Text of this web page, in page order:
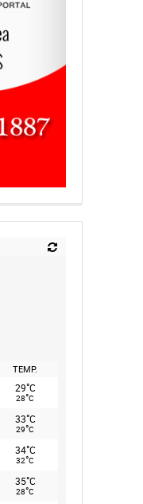
TEMP.
29°C
28°C
33°C
29°C
34°C
32°C
35°C
28°C